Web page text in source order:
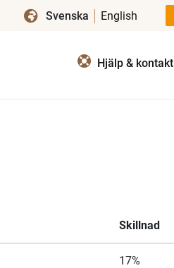
Svenska English
Hjälp & kontakt
Skillnad
17%